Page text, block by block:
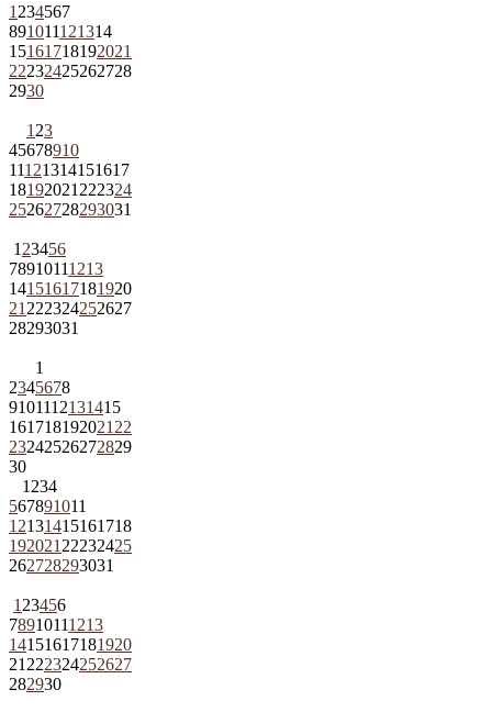
1 234567
891011121314
15161718192021
22232425262728
2930
1 23
45678910
11121314151617
18192021 222324
25262728293031
1 23456
78910111213
14151617181920
21 222324252627
28293031
1
2345678
9101112131415
161718192021 22
23242526272829
30
1 234
567891011
12131415161718
192021 22232425
262728293031
1 23456
78910111213
14151617181920
21 222324252627
282930